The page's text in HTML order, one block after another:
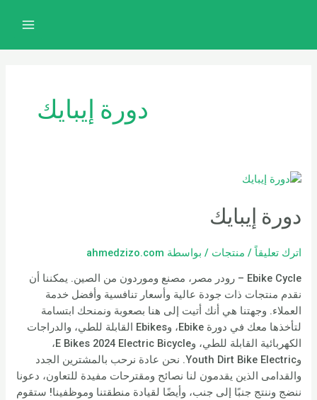
دورة إيبايك
دورة إيبايك
اترك تعليقاً / منتجات / بواسطة ahmedzizo.com
Ebike Cycle – رودر مصر، مصنع وموردون من الصين. يمكننا أن
نقدم منتجات ذات جودة عالية وأسعار تنافسية وأفضل خدمة
العملاء. وجهتنا هي أنك أتيت إلى هنا بصعوبة ونمنحك ابتسامة
لتأخذها معك في دورة Ebike، وEbikes القابلة للطي، والدراجات
الكهربائية القابلة للطي، وE Bikes 2024 Electric Bicycle،
وYouth Dirt Bike Electric. نحن عادة نرحب بالمشترين الجدد
والقدامى الذين يقدمون لنا نصائح ومقترحات مفيدة للتعاون، دعونا
ننضج وننتج جنبًا إلى جنب، وأيضًا لقيادة منطقتنا وموظفينا! ستقوم